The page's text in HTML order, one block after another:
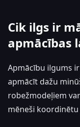
Cik ilgs ir
apmācības
Apmācību ilgums
apmācīt dažu
robežmodeļiem
mēneši